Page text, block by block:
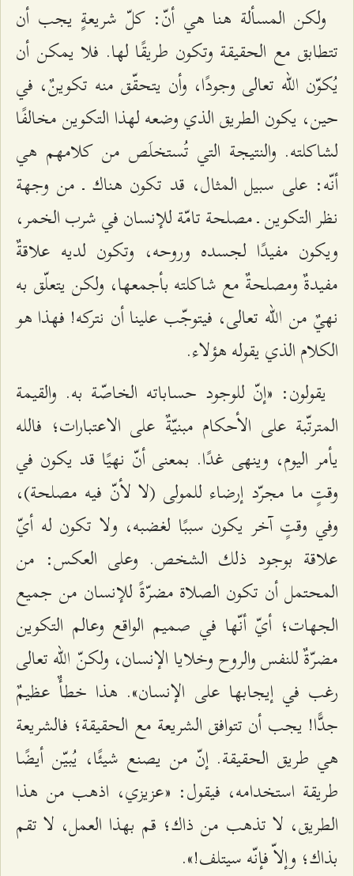
ولكن المسألة هنا هي أنّ: كلّ شريعةٍ يجب أن
تتطابق مع الحقيقة وتكون طريقًا لها. فلا يمكن أن
يُكوّن الله تعالى وجودًا، وأن يتحقّق منه تكوينٌ، في
حين، يكون الطريق الذي وضعه لهذا التكوين مخالفًا
لشاكلته. والنتيجة التي تُستخلَص من كلامهم هي
أنّه: على سبيل المثال، قد تكون هناك ـ من وجهة
نظر التكوين ـ مصلحة تامّة للإنسان في شرب الخمر،
ويكون مفيدًا لجسده وروحه، وتكون لديه علاقةٌ
مفيدةٌ ومصلحةٌ مع شاكلته بأجمعها، ولكن يتعلّق به
نهيٌ من الله تعالى، فيتوجّب علينا أن نتركه! فهذا هو
الكلام الذي يقوله هؤلاء.
يقولون: «إنّ للوجود حساباته الخاصّة به. والقيمة
المترتّبة على الأحكام مبنيّةٌ على الاعتبارات؛ فالله
يأمر اليوم، وينهى غدًا. بمعنى أنّ نهيًا قد يكون في
وقتٍ ما مجرّد إرضاء للمولى (لا لأنّ فيه مصلحة)،
وفي وقتٍ آخر يكون سببًا لغضبه، ولا تكون له أيّ
علاقة بوجود ذلك الشخص. وعلى العكس: من
المحتمل أن تكون الصلاة مضرّةً للإنسان من جميع
الجهات؛ أيّ أنّها في صميم الواقع وعالم التكوين
مضرّةٌ للنفس والروح وخلايا الإنسان، ولكنّ الله تعالى
رغب في إيجابها على الإنسان». هذا خطأٌ عظيمٌ
جدًّا! يجب أن تتوافق الشريعة مع الحقيقة؛ فالشريعة
هي طريق الحقيقة. إنّ من يصنع شيئًا، يُبيّن أيضًا
طريقة استخدامه، فيقول: «عزيزي، اذهب من هذا
الطريق، لا تذهب من ذاك؛ قم بهذا العمل، لا تقم
بذاك؛ وإلاّ فإنّه سيتلف!».